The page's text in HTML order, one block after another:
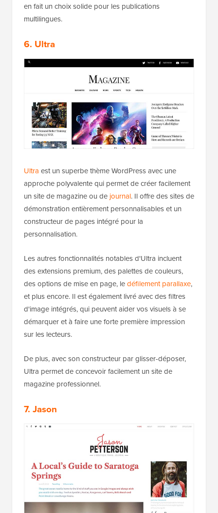
en fait un choix solide pour les publications
multilingues.
6. Ultra
Ultra est un superbe thème WordPress avec une
approche polyvalente qui permet de créer facilement
un site de magazine ou de journal. Il offre des sites de
démonstration entièrement personnalisables et un
constructeur de pages intégré pour la
personnalisation.
Les autres fonctionnalités notables d'Ultra incluent
des extensions premium, des palettes de couleurs,
des options de mise en page, ledéfilement parallaxe,
et plus encore. Il est également livré avec des filtres
d'image intégrés, qui peuvent aider vos visuels à se
démarquer et à faire une forte première impression
sur les lecteurs.
De plus, avec son constructeur par glisser-déposer,
Ultra permet de concevoir facilement un site de
magazine professionnel.
7. Jason